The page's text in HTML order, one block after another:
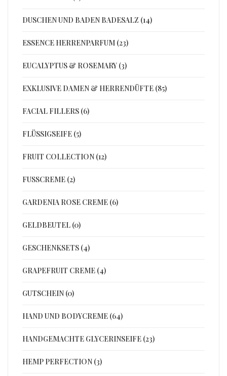
DUSCHEN UND BADEN BADESALZ (14)
ESSENCE HERRENPARFUM (23)
EUCALYPTUS & ROSEMARY (3)
EXKLUSIVE DAMEN & HERRENDÜFTE (85)
FACIAL FILLERS (6)
FLÜSSIGSEIFE (5)
FRUIT COLLECTION (12)
FUSSCREME (2)
GARDENIA ROSE CREME (6)
GELDBEUTEL (0)
GESCHENKSETS (4)
GRAPEFRUIT CREME (4)
GUTSCHEIN (0)
HAND UND BODYCREME (64)
HANDGEMACHTE GLYCERINSEIFE (23)
HEMP PERFECTION (3)